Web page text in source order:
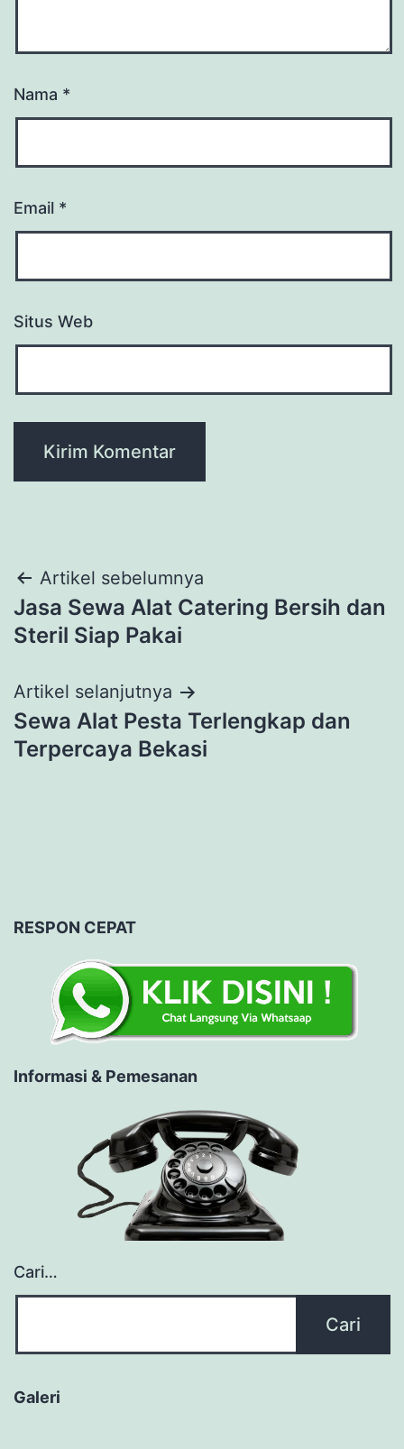
Nama *
Email *
Situs Web
Navigasi
pos
Artikel sebelumnya
Jasa Sewa Alat Catering Bersih dan
Steril Siap Pakai
Artikel selanjutnya
Sewa Alat Pesta Terlengkap dan
Terpercaya Bekasi
RESPON CEPAT
Informasi & Pemesanan
Cari…
Galeri